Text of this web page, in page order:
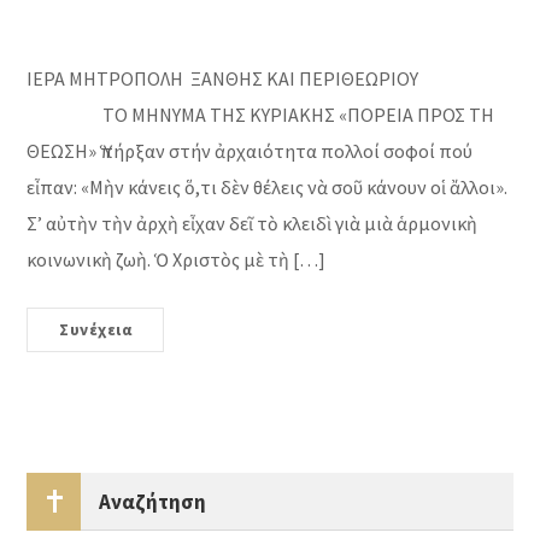
ΙΕΡΑ ΜΗΤΡΟΠΟΛΗ ΞΑΝΘΗΣ ΚΑΙ ΠΕΡΙΘΕΩΡΙΟΥ
ΤΟ ΜΗΝΥΜΑ ΤΗΣ ΚΥΡΙΑΚΗΣ «ΠΟΡΕΙΑ ΠΡΟΣ ΤΗ
ΘΕΩΣΗ» Ὑπήρξαν στήν ἀρχαιότητα πολλοί σοφοί πού
εἶπαν: «Μὴν κάνεις ὅ,τι δὲν θέλεις νὰ σοῦ κάνουν οἱ ἄλλοι».
Σ’ αὐτὴν τὴν ἀρχὴ εἶχαν δεῖ τὸ κλειδὶ γιὰ μιὰ ἁρμονικὴ
κοινωνικὴ ζωὴ. Ὁ Χριστὸς μὲ τὴ […]
Συνέχεια
Αναζήτηση